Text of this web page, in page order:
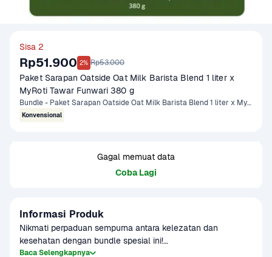
Sisa 2
Rp51.900 2% Rp53.000
Paket Sarapan Oatside Oat Milk Barista Blend 1 liter x
MyRoti Tawar Funwari 380 g
Bundle - Paket Sarapan Oatside Oat Milk Barista Blend 1 liter x MyRoti Tawar Funwari 380 gram
Konvensional
Gagal memuat data
Coba Lagi
Informasi Produk
Nikmati perpaduan sempurna antara kelezatan dan
kesehatan dengan bundle spesial ini!
Baca Selengkapnya